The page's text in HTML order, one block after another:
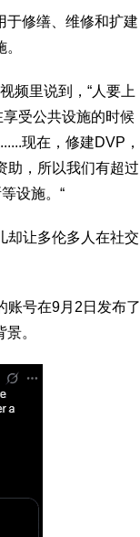
于修缮、维修和扩建
频里说到，“人要上
受公共设施的时候
现在，修建DVP，
助，所以我们有超过
设施。“
却让多伦多人在社交
账号在9月2日发布了
。